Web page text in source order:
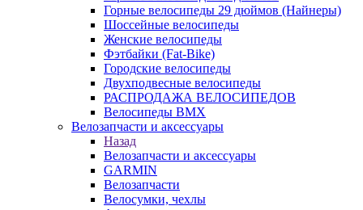
Горные велосипеды 29 дюймов (Найнеры)
Шоссейные велосипеды
Женские велосипеды
Фэтбайки (Fat-Bike)
Городские велосипеды
Двухподвесные велосипеды
РАСПРОДАЖА ВЕЛОСИПЕДОВ
Велосипеды BMX
Велозапчасти и аксессуары
Назад
Велозапчасти и аксессуары
GARMIN
Велозапчасти
Велосумки, чехлы